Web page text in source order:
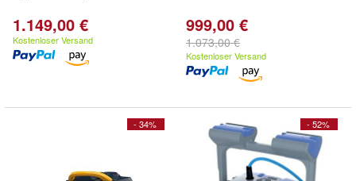
1.149,00 €
Kostenloser Versand
999,00 €
1.073,00 €
Kostenloser Versand
- 34% - 52%